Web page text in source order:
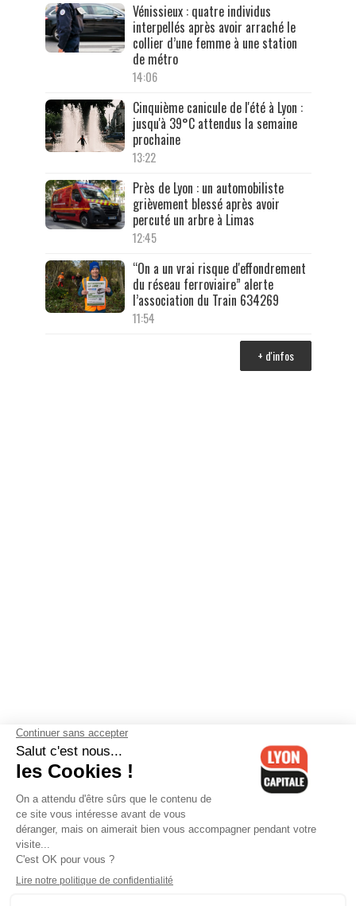
Vénissieux : quatre individus
interpellés après avoir arraché le
collier d’une femme à une station
de métro
14:06
Cinquième canicule de l'été à Lyon :
jusqu'à 39°C attendus la semaine
prochaine
13:22
Près de Lyon : un automobiliste
grièvement blessé après avoir
percuté un arbre à Limas
12:45
“On a un vrai risque d'effondrement
du réseau ferroviaire” alerte
l’association du Train 634269
11:54
+ d'infos